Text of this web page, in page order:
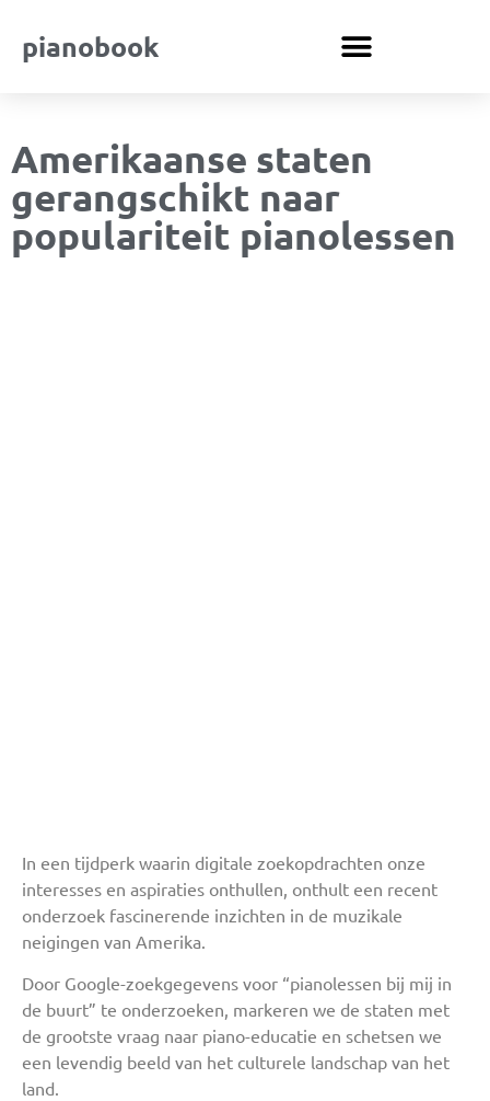
pianobook
Amerikaanse staten
gerangschikt naar
populariteit pianolessen
In een tijdperk waarin digitale zoekopdrachten onze
interesses en aspiraties onthullen, onthult een recent
onderzoek fascinerende inzichten in de muzikale
neigingen van Amerika.
Door Google-zoekgegevens voor “pianolessen bij mij in
de buurt” te onderzoeken, markeren we de staten met
de grootste vraag naar piano-educatie en schetsen we
een levendig beeld van het culturele landschap van het
land.